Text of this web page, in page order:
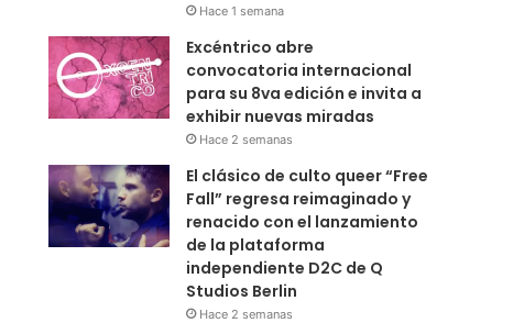
Hace 1 semana
Excéntrico abre
convocatoria internacional
para su 8va edición e invita a
exhibir nuevas miradas
Hace 2 semanas
El clásico de culto queer “Free
Fall” regresa reimaginado y
renacido con el lanzamiento
de la plataforma
independiente D2C de Q
Studios Berlin
Hace 2 semanas